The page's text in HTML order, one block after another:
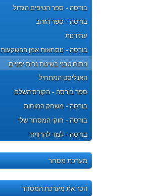
בורסה - ספר הטיפים הגדול
בורסה - ספר הזהב
עתידנות
בורסה - נוסחאות אמן ההשקעות
ניתוח טכני בשיטת נרות יפניים
האנליסט המתחיל
ספר בורסה - הקורס השלם
בורסה - משחק המוחות
בורסה - חוקי המסחר שלי
בורסה - למד להרוויח
מערכת מסחר
הכר את מערכת המסחר